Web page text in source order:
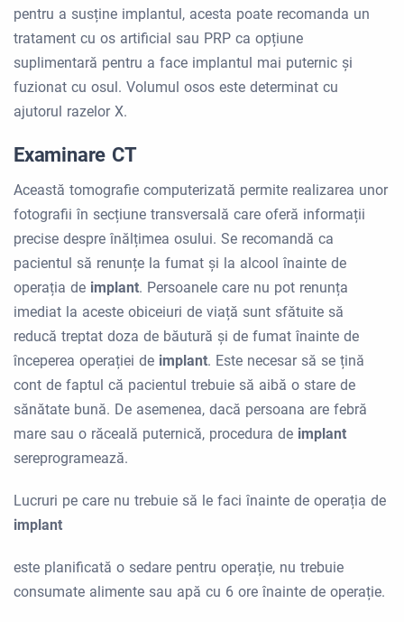
pentru a susține implantul, acesta poate recomanda un
tratament cu os artificial sau PRP ca opțiune
suplimentară pentru a face implantul mai puternic și
fuzionat cu osul. Volumul osos este determinat cu
ajutorul razelor X.
Examinare CT
Această tomografie computerizată permite realizarea unor
fotografii în secțiune transversală care oferă informații
precise despre înălțimea osului. Se recomandă ca
pacientul să renunțe la fumat și la alcool înainte de
operația de implant. Persoanele care nu pot renunța
imediat la aceste obiceiuri de viață sunt sfătuite să
reducă treptat doza de băutură și de fumat înainte de
începerea operației de implant. Este necesar să se țină
cont de faptul că pacientul trebuie să aibă o stare de
sănătate bună. De asemenea, dacă persoana are febră
mare sau o răceală puternică, procedura de implant
sereprogramează.
Lucruri pe care nu trebuie să le faci înainte de operația de
implant
este planificată o sedare pentru operație, nu trebuie
consumate alimente sau apă cu 6 ore înainte de operație.